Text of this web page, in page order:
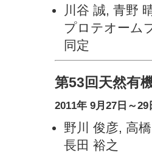
川谷 誠, 青野
プロテオーム
同定
第53回天然有
2011年 9月27日～
野川 俊彦, 高
長田 裕之